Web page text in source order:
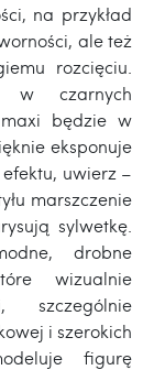
na przykład
ale też
rozcięciu.
w czarnych
będzie w
eksponuje
uwierz –
marszczenie
sylwetkę.
drobne
wizualnie
szczególnie
i szerokich
figurę